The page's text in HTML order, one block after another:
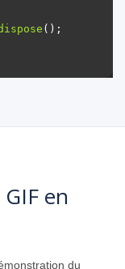
en
du